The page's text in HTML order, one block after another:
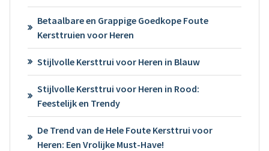
Betaalbare en Grappige Goedkope Foute
Kersttruien voor Heren
Stijlvolle Kersttrui voor Heren in Blauw
Stijlvolle Kersttrui voor Heren in Rood:
Feestelijk en Trendy
De Trend van de Hele Foute Kersttrui voor
Heren: Een Vrolijke Must-Have!